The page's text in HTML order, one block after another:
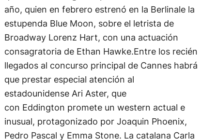
estupenda Blue Moon, sobre el letrista de
Broadway Lorenz Hart, con una actuación
consagratoria de Ethan Hawke.Entre los recién
llegados al concurso principal de Cannes habrá
que prestar especial atención al
estadounidense Ari Aster, que
con Eddington promete un western actual e
inusual, protagonizado por Joaquin Phoenix,
Pedro Pascal y Emma Stone. La catalana Carla
Simón –ganadora del Oso de Oro de la Berlinale